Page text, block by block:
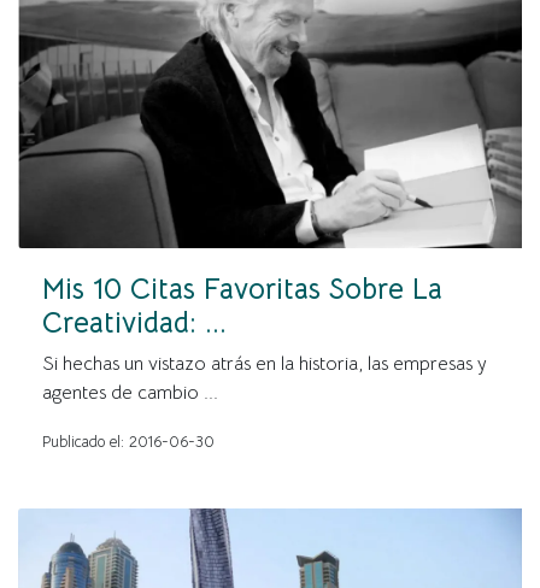
Mis 10 Citas Favoritas Sobre La
Creatividad: ...
Si hechas un vistazo atrás en la historia, las empresas y
agentes de cambio ...
Publicado el: 2016-06-30